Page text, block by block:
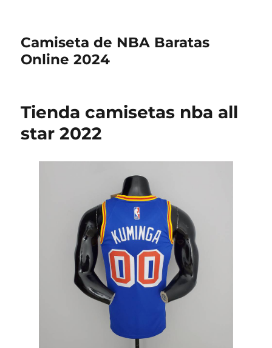
Camiseta de NBA Baratas
Online 2024
Tienda camisetas nba all
star 2022